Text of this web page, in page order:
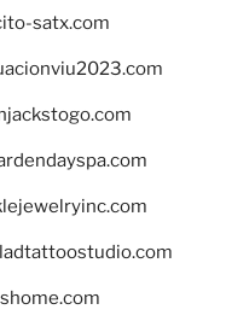
satx.com